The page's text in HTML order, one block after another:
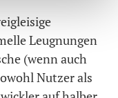
Leugnungen
(wenn auch
Nutzer als